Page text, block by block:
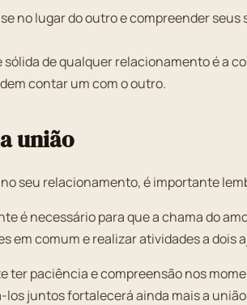
no lugar do outro e compreender
sólida de qualquer relacionamento é a
contar um com o outro.
união
seu relacionamento, é importante
é necessário para que a chama do
em comum e realizar atividades a dois
ter paciência e compreensão nos
los juntos fortalecerá ainda mais a